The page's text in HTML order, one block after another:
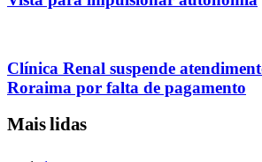
Clínica Renal suspende
Roraima por falta de pagamento
Mais lidas